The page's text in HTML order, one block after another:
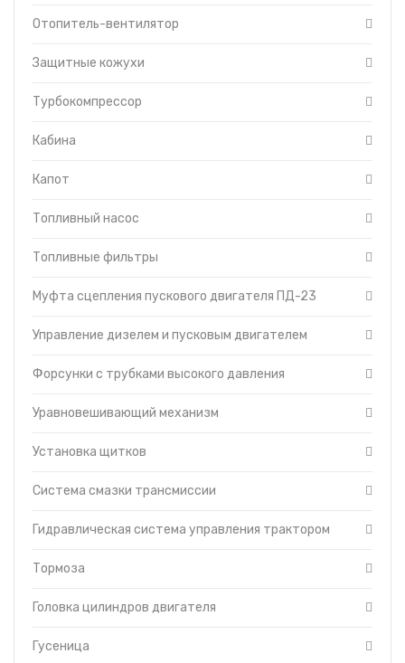
Отопитель-вентилятор
Защитные кожухи
Турбокомпрессор
Кабина
Капот
Топливный насос
Топливные фильтры
Муфта сцепления пускового двигателя ПД-23
Управление дизелем и пусковым двигателем
Форсунки с трубками высокого давления
Уравновешивающий механизм
Установка щитков
Система смазки трансмиссии
Гидравлическая система управления трактором
Тормоза
Головка цилиндров двигателя
Гусеница